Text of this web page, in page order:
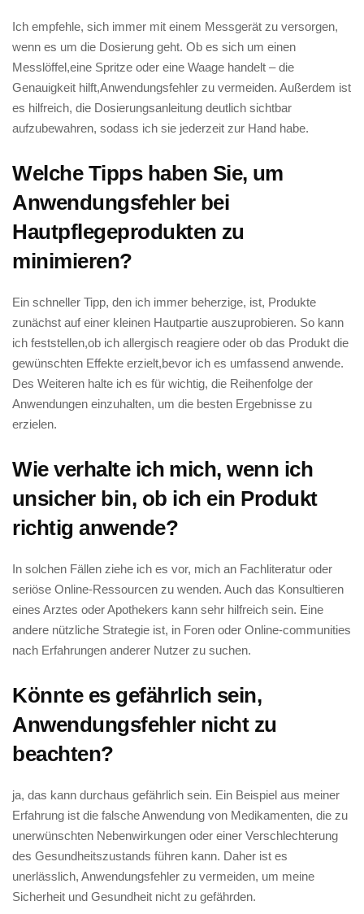
Ich empfehle, sich immer mit⁢ einem Messgerät zu versorgen,
wenn es um die Dosierung geht. Ob es ⁤sich um einen⁤
Messlöffel,eine Spritze oder eine Waage handelt ‌– die
Genauigkeit hilft,Anwendungsfehler ‍zu ‍vermeiden.⁢ Außerdem ist
es​ hilfreich, die Dosierungsanleitung​ deutlich ​sichtbar
aufzubewahren, sodass ich‍ sie jederzeit ⁢zur ⁤Hand habe.
Welche Tipps haben Sie, ⁢um
Anwendungsfehler bei
Hautpflegeprodukten⁤ zu
minimieren?
Ein ⁤schneller Tipp, ⁤den‌ ich immer beherzige, ist, Produkte
zunächst auf⁢ einer‌ kleinen Hautpartie auszuprobieren. So kann
ich feststellen,ob ich allergisch⁣ reagiere oder ob das Produkt die
gewünschten Effekte ‌erzielt,bevor ich⁤ es umfassend anwende.
Des Weiteren halte ich es für wichtig, die Reihenfolge ⁣der
Anwendungen einzuhalten, um die⁣ besten Ergebnisse zu
⁣erzielen.
Wie verhalte ich ⁣mich, wenn ich
⁢unsicher bin,‍ ob‌ ich ‍ein Produkt⁢
richtig anwende?
In solchen Fällen ziehe ich‍ es vor, ⁤mich an ⁢Fachliteratur oder‍
seriöse Online-Ressourcen zu wenden. Auch das Konsultieren
eines Arztes oder Apothekers kann sehr hilfreich sein. Eine
andere nützliche ‍Strategie ist, in ‌Foren oder‍ Online-communities⁢
nach⁣ Erfahrungen anderer ⁢Nutzer ⁢zu suchen. ‍
Könnte es gefährlich‍ sein,⁤
Anwendungsfehler nicht ​zu
beachten?
ja, ‍das kann durchaus​ gefährlich sein. Ein⁣ Beispiel aus meiner
Erfahrung ist die falsche Anwendung von Medikamenten, die zu
unerwünschten Nebenwirkungen oder‌ einer Verschlechterung​
des⁣ Gesundheitszustands ⁤führen kann. Daher ist es
unerlässlich, ⁣Anwendungsfehler ⁣zu vermeiden, um meine⁣
Sicherheit und ⁤Gesundheit nicht zu gefährden.